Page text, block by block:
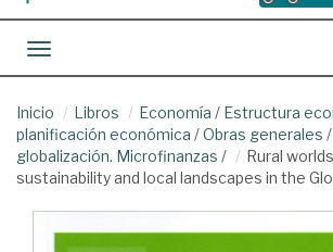
Toggle navigation
Inicio Libros Economía / Estructura
planificación económica /Obras generales /
globalización. Microfinanzas /
Rural
sustainability and local landscapes in the